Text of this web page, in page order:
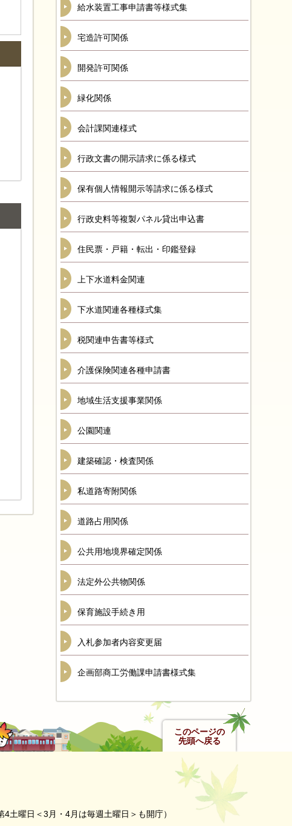
給水装置工事申請書等様式集
宅造許可関係
開発許可関係
緑化関係
会計課関連様式
行政文書の開示請求に係る様式
保有個人情報開示等請求に係る様式
行政史料等複製パネル貸出申込書
住民票・戸籍・転出・印鑑登録
上下水道料金関連
下水道関連各種様式集
税関連申告書等様式
介護保険関連各種申請書
地域生活支援事業関係
公園関連
建築確認・検査関係
私道路寄附関係
道路占用関係
公共用地境界確定関係
法定外公共物関係
保育施設手続き用
入札参加者内容変更届
企画部商工労働課申請書様式集
このページの
先頭へ戻る
4土曜日＜3月・4月は毎週土曜日＞も開庁）